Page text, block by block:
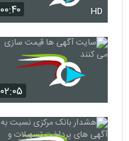
۰۰:۴۰ HD
۰۲:۰۵